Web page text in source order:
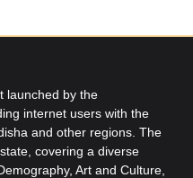
launched by the
internet users with the
and other regions. The
covering a diverse
Art and Culture,